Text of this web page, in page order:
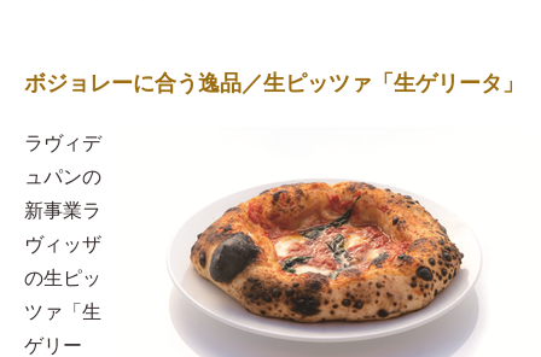
ボジョレーに合う逸品／生ピッツァ「生ゲリータ」
ラヴィデ
ュパンの
新事業ラ
ヴィッザ
の生ピッ
ツァ「生
ゲリー